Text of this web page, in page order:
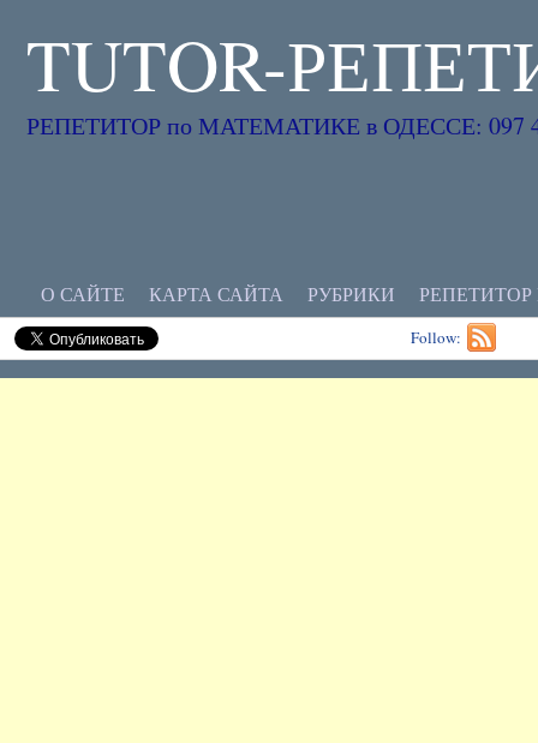
TUTOR-
РЕПЕТИТОР по МАТЕМАТИКЕ в ОДЕССЕ: 097
О САЙТЕ КАРТА САЙТА РУБРИКИ
Follow: